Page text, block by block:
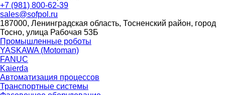
+7 (981) 800-62-39
sales@sofpol.ru
187000, Ленинградская область, Тосненский район, город
Тосно, улица Рабочая 53Б
Промышленные роботы
YASKAWA (Motoman)
FANUC
Kaierda
Автоматизация процессов
Транспортные системы